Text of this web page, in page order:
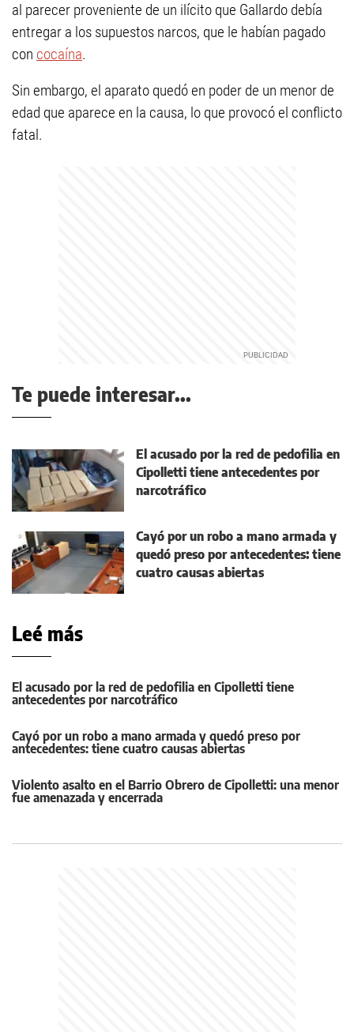
al parecer proveniente de un ilícito que Gallardo debía
entregar a los supuestos narcos, que le habían pagado
con cocaína.
Sin embargo, el aparato quedó en poder de un menor de
edad que aparece en la causa, lo que provocó el conflicto
fatal.
Te puede interesar...
El acusado por la red de pedofilia en
Cipolletti tiene antecedentes por
narcotráfico
Cayó por un robo a mano armada y
quedó preso por antecedentes: tiene
cuatro causas abiertas
Leé más
El acusado por la red de pedofilia en Cipolletti tiene
antecedentes por narcotráfico
Cayó por un robo a mano armada y quedó preso por
antecedentes: tiene cuatro causas abiertas
Violento asalto en el Barrio Obrero de Cipolletti: una menor
fue amenazada y encerrada